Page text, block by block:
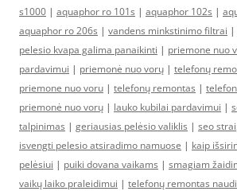
s1000 | aquaphor ro 101s | aquaphor 102s |
aquaphor ro 206s | vandens minkstinimo filtrai |
pelesio kvapa galima panaikinti | priemone nuo
pardavimui | priemonė nuo vorų | telefonų
priemone nuo voru | telefonų remontas |
priemonė nuo vorų | lauko kubilai pardavimui |
talpinimas | geriausias pelėsio valiklis | seo
isvengti pelesio atsiradimo namuose | kaip
pelėsiui | puiki dovana vaikams | smagiam
vaikų laiko praleidimui | telefonų remontas